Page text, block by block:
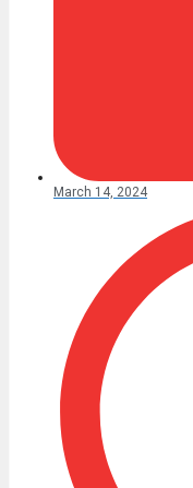
March 14, 2024